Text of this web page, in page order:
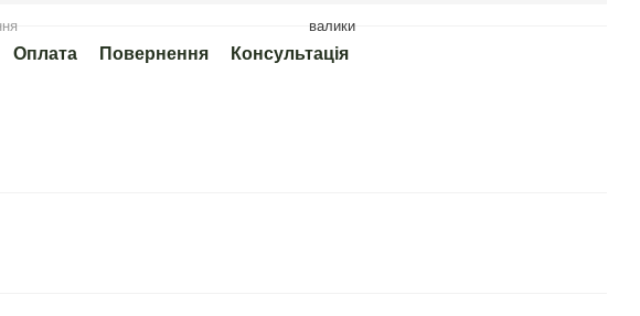
валики
Оплата Повернення Консультація